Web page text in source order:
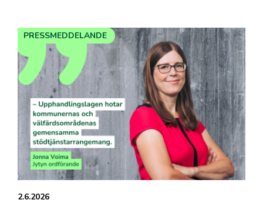
2.6.2026
PRESSMEDDELANDE